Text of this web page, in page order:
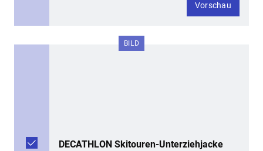
Vorschau
BILD
DECATHLON Skitouren-Unterziehjacke